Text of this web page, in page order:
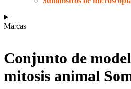
Marcas
Conjunto de
mitosis animal